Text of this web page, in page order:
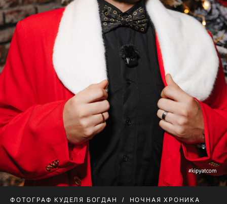
ФОТОГРАФ КУДЕЛЯ БОГДАН НОЧНАЯ ХРОНИКА